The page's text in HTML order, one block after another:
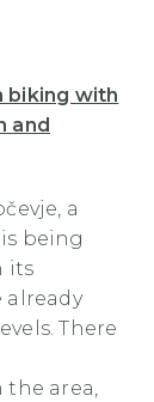
biking with
and
a
being
its
already
There
the area,